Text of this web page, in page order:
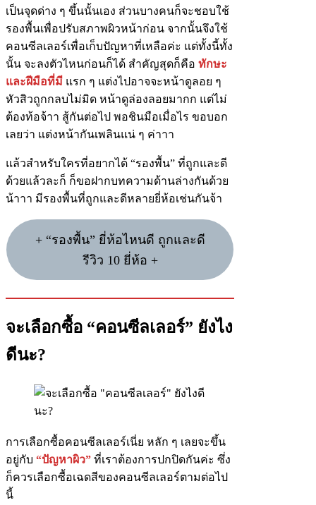
เป็นจุดด่าง ๆ ขึ้นนั้นเอง ส่วนบางคนก็จะชอบใช้
รองพื้นเพื่อปรับสภาพผิวหน้าก่อน จากนั้นจึงใช้
คอนซีลเลอร์เพื่อเก็บปัญหาที่เหลือค่ะ แต่ทั้งนี้ทั้ง
นั้น จะลงตัวไหนก่อนก็ได้ สำคัญสุดก็คือ ทักษะ
และฝีมือที่มี แรก ๆ แต่งไปอาจจะหน้าดูลอย ๆ
หัวสิวถูกกลบไม่มิด หน้าดูล่องลอยมากก แต่ไม่
ต้องท้อจ้าา สู้กันต่อไป พอชินมือเมื่อไร ขอบอก
เลยว่า แต่งหน้ากันเพลินแน่ ๆ ค่าาา
แล้วสำหรับใครที่อยากได้ “รองพื้น” ที่ถูกและดี
ด้วยแล้วละก็ ก็ขอฝากบทความด้านล่างกันด้วย
น้าาา มีรองพื้นที่ถูกและดีหลายยี่ห้อเช่นกันจ้า
+ “รองพื้น” ยี่ห้อไหนดี ถูกและดี
รีวิว 10 ยี่ห้อ +
จะเลือกซื้อ “คอนซีลเลอร์” ยังไง
ดีนะ?
การเลือกซื้อคอนซีลเลอร์เนี่ย หลัก ๆ เลยจะขึ้น
อยู่กับ “ปัญหาผิว” ที่เราต้องการปกปิดกันค่ะ ซึ่ง
ก็ควรเลือกซื้อเฉดสีของคอนซีลเลอร์ตามต่อไป
นี้